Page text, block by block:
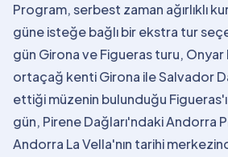
Program, serbest zaman ağırlıklı
güne isteğe bağlı bir ekstra tur
gün Girona ve Figueras turu, Onyar
ortaçağ kenti Girona ile Salvador
ettiği müzenin bulunduğu
gün, Pirene Dağları'ndaki Andorra
Andorra La Vella'nın tarihi